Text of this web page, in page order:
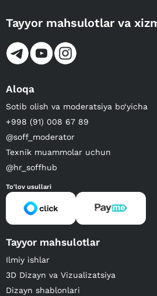
Tayyor mahsulotlar va
Aloqa
Sotib olish va moderatsiya bo‘yicha
+998 (91) 008 67 89
@soff_moderator
Texnik muammolar uchun
@hr_soffhub
To'lov usullari
Tayyor mahsulotlar
Ilmiy ishlar
3D Dizayn va Vizualizatsiya
Dizayn shablonlari